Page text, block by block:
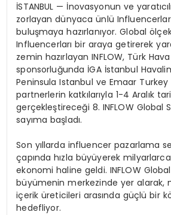
İSTANBUL — İnovasyonun ve
zorlayan dünyaca ünlü
buluşmaya hazırlanıyor. Global
Influencerları bir araya getirerek
zemin hazırlayan INFLOW, Türk
sponsorluğunda İGA İstanbul
Peninsula Istanbul ve Emaar
partnerlerin katkılarıyla 1-4 Aralık
gerçekleştireceği 8. INFLOW Global
sayıma başladı.
Son yıllarda influencer pazarlama
çapında hızla büyüyerek
ekonomi haline geldi. INFLOW
büyümenin merkezinde yer alarak,
içerik üreticileri arasında güçlü bir
hedefliyor.